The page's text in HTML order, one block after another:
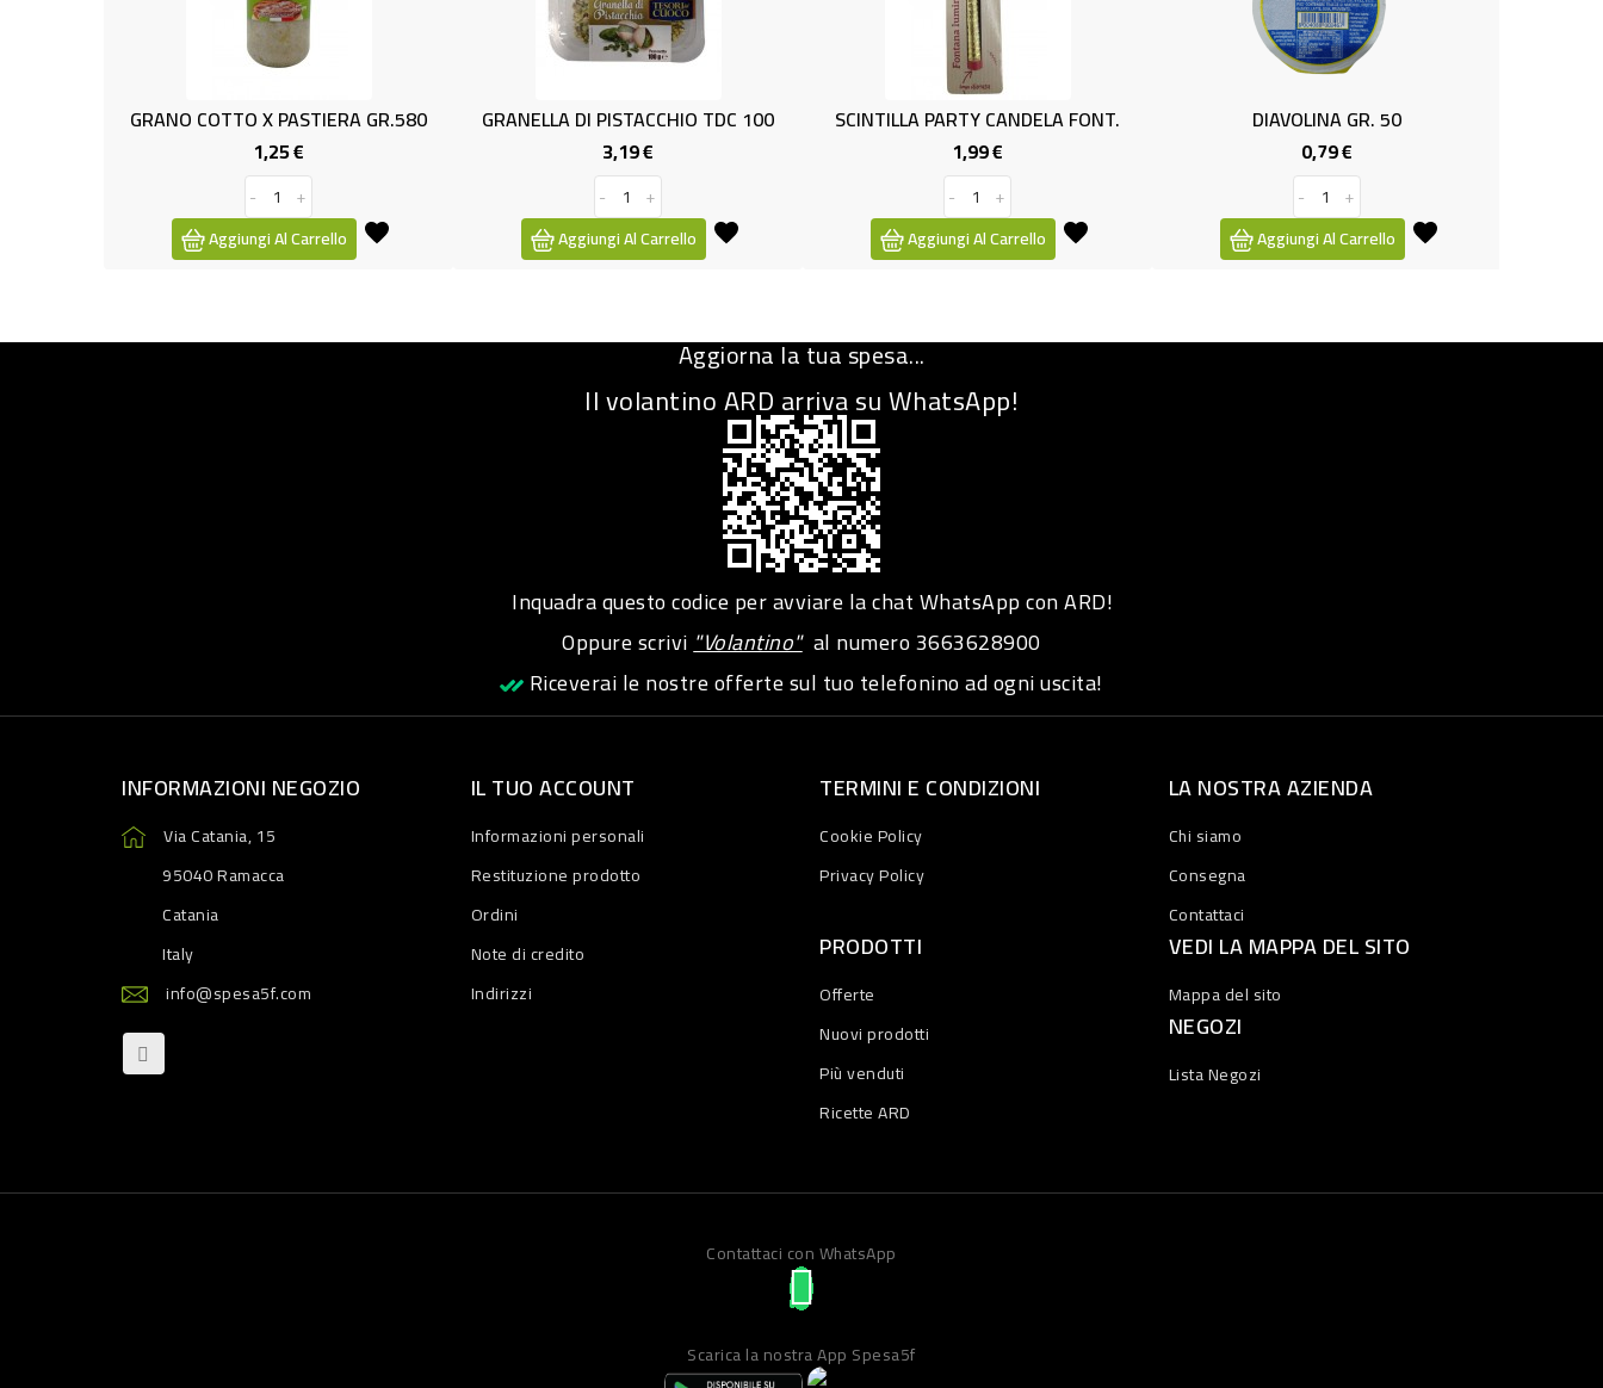
X PASTIERA GR.580
GRANELLA DI PISTACCHIO TDC 100
Aggiungi Al Carrello
SCINTILLA PARTY CANDELA FONT.
Aggiungi Al Carrello
DIAVOLINA GR. 50
Aggiungi Al Carrello
LIEVITO BIRRA SECCO GR.40 X 4
Aggiungi Al Carrello
Aggiorna la tua spesa...
Il volantino ARD arriva su WhatsApp!
Inquadra questo codice per avviare la chat WhatsApp con ARD!
Oppure scrivi"Volantino"al numero3663628900
Riceverai le nostre offerte sul tuo telefonino ad ogni uscita!
INFORMAZIONI NEGOZIO
Via Catania, 15
95040 Ramacca
Catania
Italy
info@spesa5f.com
IL TUO ACCOUNT
Informazioni personali
Restituzione prodotto
Ordini
Note di credito
Indirizzi
TERMINI E CONDIZIONI
Cookie Policy
Privacy Policy
LA NOSTRA AZIENDA
Chi siamo
Consegna
Contattaci
PRODOTTI
Offerte
Nuovi prodotti
Più venduti
Ricette ARD
VEDI LA MAPPA DEL SITO
Mappa del sito
NEGOZI
Lista Negozi
Contattaci con WhatsApp
Scarica la nostra App Spesa5f